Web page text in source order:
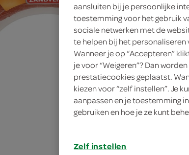
in
aansluiten bij je persoonlijke
toestemming voor het gebruik
sociale netwerken met de
te helpen bij het
Wanneer je op “Accepteren”
je voor “Weigeren”? Dan
prestatiecookies geplaatst.
kiezen voor “zelf instellen”. Je
aanpassen en je toestemming
gebruiken en hoe je ze kunt
Zelf instellen